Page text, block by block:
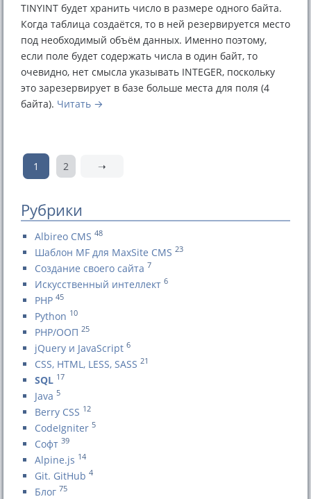
TINYINT будет хранить число в размере одного байта.
Когда таблица создаётся, то в ней резервируется место
под необходимый объём данных. Именно поэтому,
если поле будет содержать числа в один байт, то
очевидно, нет смысла указывать INTEGER, поскольку
это зарезервирует в базе больше места для поля (4
байта). Читать
1 2 ➝
Рубрики
Albireo CMS 48
Шаблон MF для MaxSite CMS 23
Создание своего сайта 7
Искусственный интеллект 6
PHP 45
Python 10
PHP/ООП 25
jQuery и JavaScript 6
CSS, HTML, LESS, SASS 21
SQL 17
Java 5
Berry CSS 12
CodeIgniter 5
Софт 39
Alpine.js 14
Git. GitHub 4
Блог 75